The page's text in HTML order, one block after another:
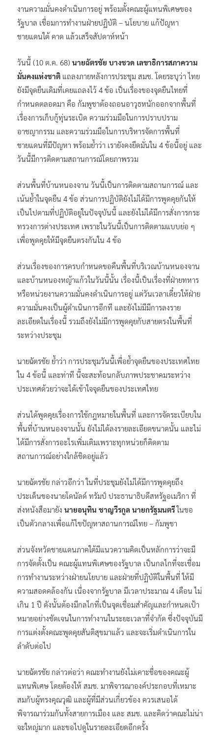
งานความมั่นคงดำเนินการอยู่ พร้อมตั้งคณะผู้แทนพิเศษของ
รัฐบาล เชื่อมการทำงานฝ่ายปฏิบัติ – นโยบาย แก้ปัญหา
ชายแดนใต้ คาด แล้วเสร็จสัปดาห์หน้า
วันนี้ (10 ต.ค. 68) นายฉัตรชัย บางชวด เลขาธิการสภาความ
มั่นคงแห่งชาติ แถลงภายหลังการประชุม สมช. โดยระบุว่า ไทย
ยังมีจุดยืนเดิมที่เคยแถลงไว้ 4 ข้อ เป็นเรื่องของจุดยืนไทยที่
กำหนดตลอดมา คือ กัมพูชาต้องถอนอาวุธหนักออกจากพื้นที่
เรื่องการเก็บกู้ทุ่นระเบิด ความร่วมมือในการปราบปราม
อาชญากรรม และความร่วมมือในการบริหารจัดการพื้นที่
ชายแดนที่มีปัญหา พร้อมย้ำว่า เรายังคงยึดมั่นใน 4 ข้อนี้อยู่ และ
วันนี้มีการติดตามสถานการณ์โดยภาพรวม
ส่วนพื้นที่บ้านหนองจาน วันนี้เป็นการติดตามสถานการณ์ และ
เน้นย้ำในจุดยืน 4 ข้อ ส่วนการปฏิบัติยังไม่ได้มีการพูดคุยกันให้
เป็นไปตามที่ปฏิบัติอยู่ในปัจจุบันนี้ และยังไม่ได้มีการสั่งการกระ
ทรวงการต่างประเทศ เพราะในวันนี้เป็นการติดตามแบบย่อ ๆ
เพื่อพูดคุยให้มีจุดยืนตรงกันใน 4 ข้อ
ส่วนเรื่องของการครบกำหนดขอคืนพื้นที่บริเวณบ้านหนองจาน
และบ้านหนองหญ้าแก้วในวันนี้นั้น เรื่องนี้เป็นเรื่องที่ฝ่ายทหาร
หรือหน่วยงานความมั่นคงดำเนินการอยู่ แต่วันเวลาเดี๋ยวให้ฝ่าย
ความมั่นคงเป็นผู้ดำเนินการอีกที และยังไม่มีมีการลงราย
ละเอียดในเรื่องนี้ รวมถึงยังไม่มีการพูดคุยกับสายตรงในพื้นที่
ระหว่างประชุม
นายฉัตรชัย ย้ำว่า การประชุมวันนี้เพื่อย้ำจุดยืนของประเทศไทย
ใน 4 ข้อนี้ และท่าที นี้จะสะท้อนกลับภาพประชาคมระหว่าง
ประเทศด้วยว่าจะได้เข้าใจจุดยืนของประเทศไทย
ส่วนได้พูดคุยเรื่องการใช้กฎหมายในพื้นที่ และการจัดระเบียบใน
พื้นที่บ้านหนองจานนั้น ยังไม่ได้ลงรายละเอียดขนาดนั้น และไม่
ได้มีการสั่งการอะไรเพิ่มเติมเพราะทุกหน่วยก็ติดตาม
สถานการณ์อย่างใกล้ชิดอยู่แล้ว
นายฉัตรชัย กล่าวอีกว่า ในที่ประชุมยังไม่ได้มีการพูดคุยถึง
ประเด็นของนายโดนัลด์ ทรัมป์ ประธานาธิบดีสหรัฐอเมริกา ที่
ส่งหนังสือมายัง นายอนุทิน ชาญวีรกูล นายกรัฐมนตรีในขอ
เป็นตัวกลางเพื่อแก้ไขปัญหาสถานการณ์ไทย – กัมพูชา
ส่วนจังหวัดชายแดนภาคใต้มีแนวความคิดเป็นหลักการว่าจะมี
การจัดตั้งเป็น คณะผู้แทนพิเศษของรัฐบาล เป็นกลไกที่จะเชื่อม
การทำงานระหว่างฝ่ายนโยบาย และฝ่ายที่ปฏิบัติในพื้นที่ ให้มี
ความสอดคล้องกัน เนื่องจากรัฐบาล มีเวลาประมาณ 4 เดือน ไม่
เกิน 1 ปี ดังนั้นต้องมีกลไกที่เป็นจุดเชื่อมสำคัญและกำหนดเป้า
หมายอย่างชัดเจนในการทำงานในระยะเวลาที่จำกัด ซึ่งปัจจุบันมี
การแต่งตั้งคณะพูดคุยสันติสุขมาแล้ว และจะเริ่มดำเนินการใน
ลำดับต่อไป
นายฉัตรชัย กล่าวต่อว่า คณะทำงานยังไม่เคาะชื่อของคณะผู้
แทนพิเศษ โดยต้องให้ สมช. มาพิจารณาองค์ประกอบที่เหมาะ
สมกับผู้ทรงคุณวุฒิ และผู้ที่มีส่วนเกี่ยวข้อง ควรเสนอได้
พิจารณาร่วมกันทั้งสายการเมือง และ สมช. และคิดว่าคณะไม่น่า
จะใหญ่มาก และขอไปดูในรายละเอียดอีกครั้ง